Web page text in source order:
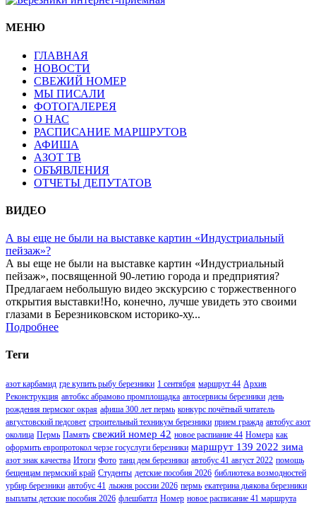
МЕНЮ
ГЛАВНАЯ
НОВОСТИ
СВЕЖИЙ НОМЕР
МЫ ПИСАЛИ
ФОТОГАЛЕРЕЯ
О НАС
РАСПИСАНИЕ МАРШРУТОВ
АФИША
АЗОТ ТВ
ОБЪЯВЛЕНИЯ
ОТЧЕТЫ ДЕПУТАТОВ
ВИДЕО
А вы еще не были на выставке картин «Индустриальный
пейзаж»?
А вы еще не были на выставке картин «Индустриальный
пейзаж», посвященной 90-летию города и предприятия?
Предлагаем небольшую видео экскурсию с торжественного
открытия выставки!Но, конечно, лучше увидеть это своими
глазами в Березниковском историко-ху...
Подробнее
Теги
азот карбамид где купить рыбу березники 1 сентября маршрут 44 Архив
Реконструкция автобкс абрамово промплощадка автосервисы березники день
рождения пермског окрая афиша 300 лет пермь конкурс почётный читатель
августовский педсовет строительный техникум березники прием гражда автобус азот
околица Пермь Память свежий номер 42 новое распиание 44 Номера как
оформить европротокол черзе госуслуги березники маршрут 139 2022 зима
азот знак качества Итоги Фото танц дем березники автобус 41 август 2022 помощь
бещенцам пермский край Студенты детские пособия 2026 библиотека возмодностей
урбир березники автобус 41 лыжня россии 2026 пермь екатерина дьякова березники
выплаты детские пособия 2026 флешбаттл Номер новое расписание 41 маршрута